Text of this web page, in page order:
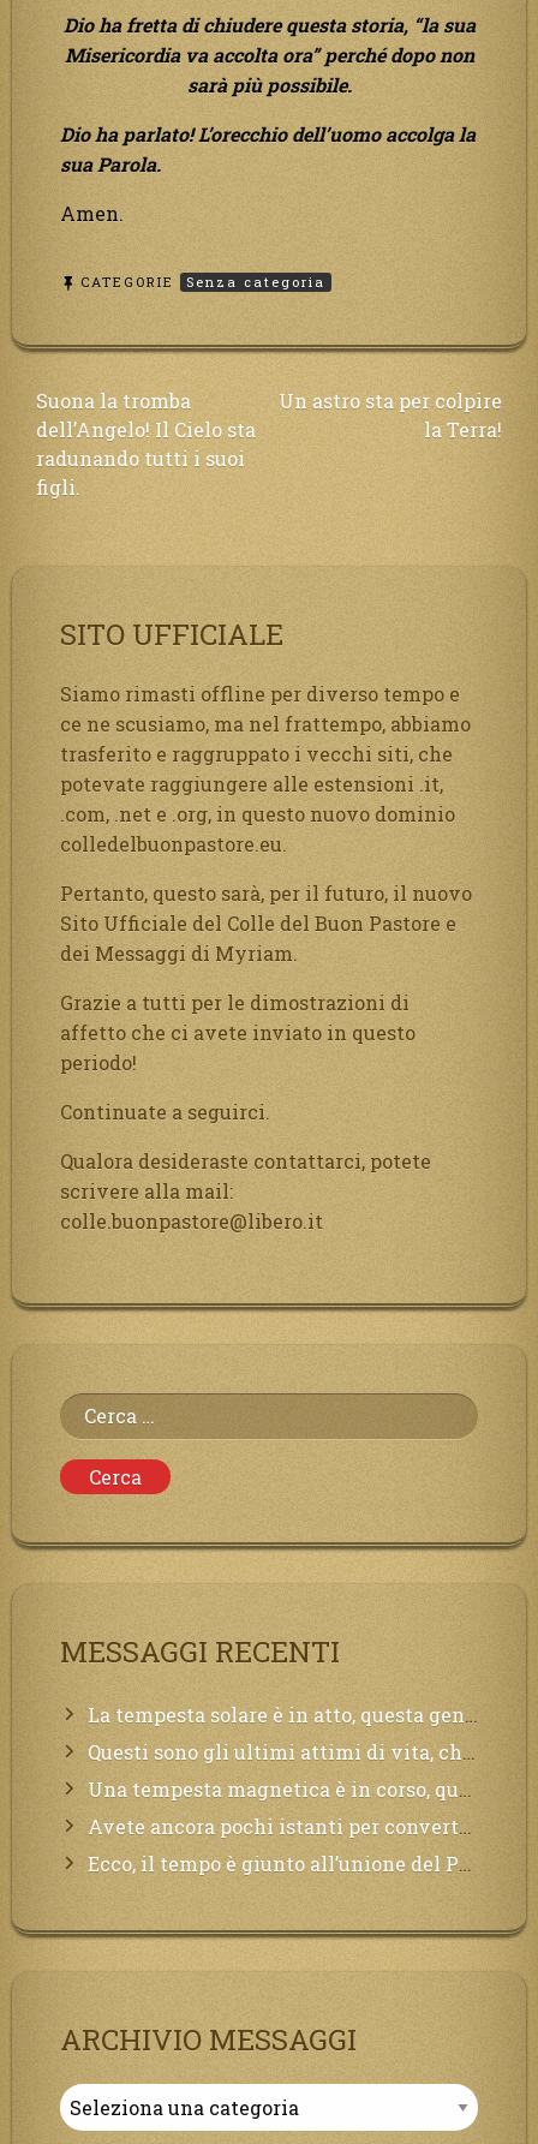
Dio ha fretta di chiudere questa storia, “la sua
Misericordia va accolta ora” perché dopo non
sarà più possibile.
Dio ha parlato! L’orecchio dell’uomo accolga la
sua Parola.
Amen.
CATEGORIE Senza categoria
Navigazione
articoli
Suona la tromba
dell’Angelo! Il Cielo sta
radunando tutti i suoi
figli.
Un astro sta per colpire
la Terra!
SITO UFFICIALE
Siamo rimasti offline per diverso tempo e
ce ne scusiamo, ma nel frattempo, abbiamo
trasferito e raggruppato i vecchi siti, che
potevate raggiungere alle estensioni .it,
.com, .net e .org, in questo nuovo dominio
colledelbuonpastore.eu.
Pertanto, questo sarà, per il futuro, il nuovo
Sito Ufficiale del Colle del Buon Pastore e
dei Messaggi di Myriam.
Grazie a tutti per le dimostrazioni di
affetto che ci avete inviato in questo
periodo!
Continuate a seguirci.
Qualora desideraste contattarci, potete
scrivere alla mail:
colle.buonpastore@libero.it
Ricerca
per:
MESSAGGI RECENTI
La tempesta solare è in atto, questa generazione soffrirà molto, la Terra arderà, l’acqua sarà contaminata, il cibo non sarà più nelle vostre mense.
Questi sono gli ultimi attimi di vita, chi si vuole salvare Mi chiami in suo aiuto.
Una tempesta magnetica è in corso, questa generazione patirà. Il black out non tarderà ad arrivare e tutta la Terra sarà oscurata.
Avete ancora pochi istanti per convertirvi, non perdete tempo, la sciagura arriverà all’improvviso e per chi non si sarà preparato saranno dolori.
Ecco, il tempo è giunto all’unione del Padre con il figlio, non avete che da attendere pochissimo.
ARCHIVIO MESSAGGI
Archivio
Messaggi